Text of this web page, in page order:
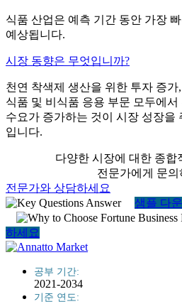
식품 산업은 예측 기간 동안 가장
예상됩니다.
시장 동향은 무엇입니까?
천연 착색제 생산을 위한 투자 증
식품 및 비식품 응용 부문 모두에
수요가 증가하는 것이 시장 성장을
입니다.
다양한 시장에 대한 종합
전문가에게 문의
전문가와 상담하세요
샘플 다
하세요
공부 기간:
2021-2034
기준 연도: